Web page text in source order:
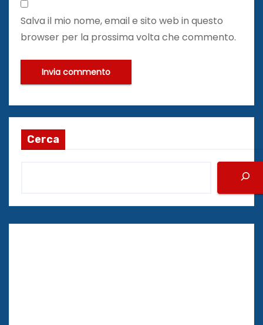
Salva il mio nome, email e sito web in questo
browser per la prossima volta che commento.
Cerca